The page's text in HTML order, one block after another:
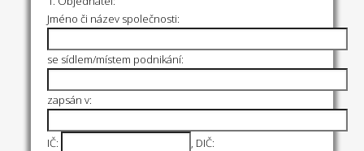
Jméno či název společnosti:
se sídlem/místem podnikání:
zapsán v:
IČ: , DIČ: